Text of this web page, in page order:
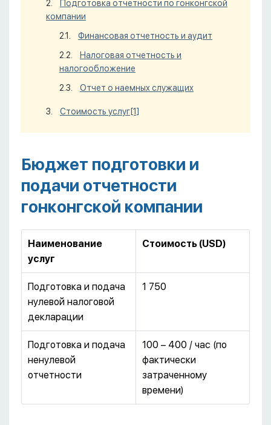
Подготовка отчетности по гонконгской
компании
Финансовая отчетность и аудит
Налоговая отчетность и
налогообложение
Отчет о наемных служащих
Стоимость услуг[1]
Бюджет подготовки и
подачи отчетности
гонконгской компании
Наименование
услуг
Стоимость (USD)
Подготовка и подача
нулевой налоговой
декларации
1 750
Подготовка и подача
ненулевой
отчетности
100 – 400 / час (по
фактически
затраченному
времени)